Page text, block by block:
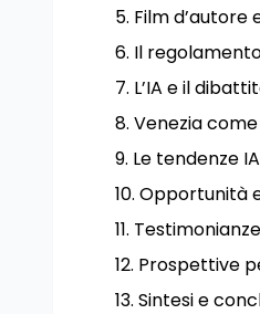
Film
Il
L’IA e il
Venezia
Le tendenze
Opportunità
Prospettive
Sintesi e